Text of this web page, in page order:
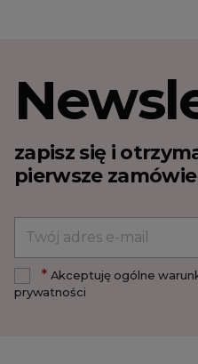
zapisz się i
pierwsze
*Akceptuję ogólne
prywatności